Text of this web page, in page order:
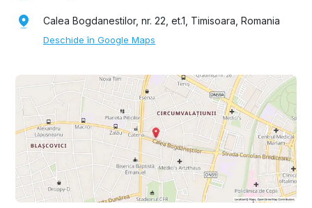
Calea Bogdanestilor, nr. 22, et.1, Timisoara, Romania
Deschide în Google Maps